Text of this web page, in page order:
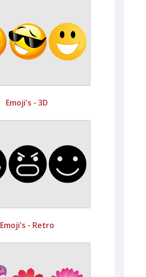
Emoji's - 3D
Emoji's - Retro